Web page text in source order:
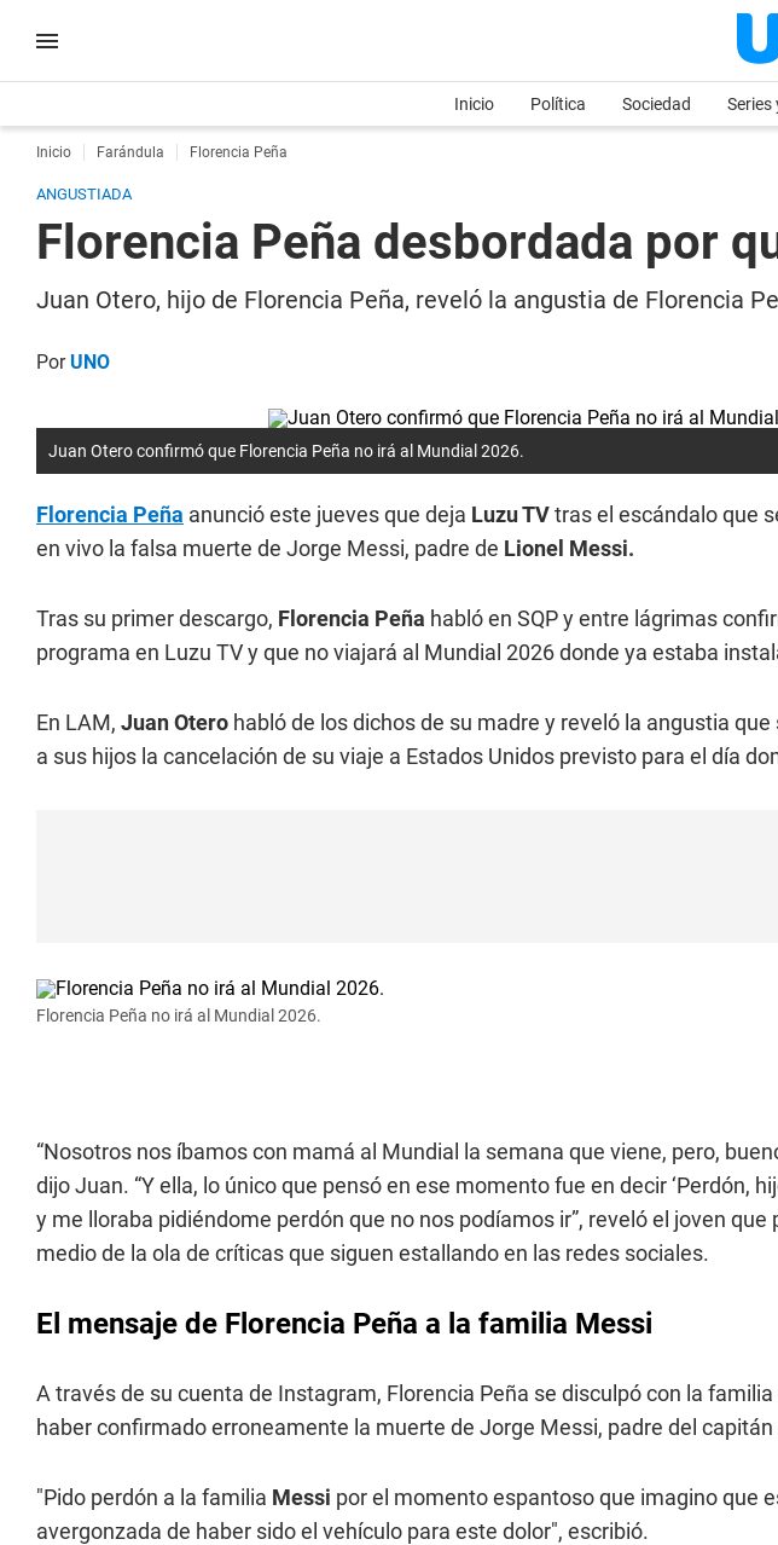
Inicio Política Sociedad Series
Inicio Farándula Florencia Peña
ANGUSTIADA
Florencia Peña desbordada por
Juan Otero, hijo de Florencia Peña, reveló la angustia de Florencia
PorUNO
Juan Otero confirmó que Florencia Peña no irá al Mundial 2026.
Florencia Peña anunció este jueves que deja Luzu TVtras el escándalo que
en vivo la falsa muerte de Jorge Messi, padre de Lionel Messi.
Tras su primer descargo, Florencia Peña habló en SQP y entre lágrimas
programa en Luzu TV y que no viajará al Mundial 2026 donde ya estaba
En LAM, Juan Otero habló de los dichos de su madre y reveló la angustia
a sus hijos la cancelación de su viaje a Estados Unidos previsto para el día
Florencia Peña no irá al Mundial 2026.
“Nosotros nos íbamos con mamá al Mundial la semana que viene, pero,
dijo Juan. “Y ella, lo único que pensó en ese momento fue en decir ‘Perdón,
y me lloraba pidiéndome perdón que no nos podíamos ir”, reveló el joven
medio de la ola de críticas que siguen estallando en las redes sociales.
El mensaje de Florencia Peña a la familia Messi
A través de su cuenta de Instagram, Florencia Peña se disculpó con la
haber confirmado erroneamente la muerte de Jorge Messi, padre del capitán
"Pido perdón a la familia Messi por el momento espantoso que imagino que
avergonzada de haber sido el vehículo para este dolor", escribió.